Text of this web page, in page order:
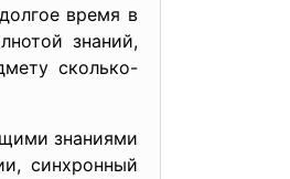
время в
знаний,
сколько-
знаниями
синхронный